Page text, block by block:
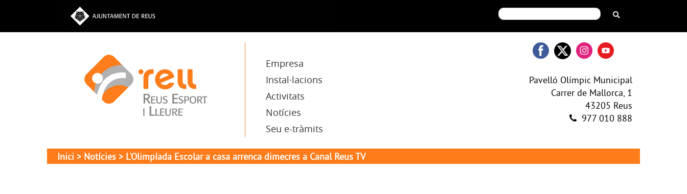
Empresa
Instal·lacions
Activitats
Notícies
Seu e-tràmits
Pavelló Olímpic Municipal
Carrer de Mallorca, 1
43205 Reus
977 010 888
Inici > Notícies > L'Olimpíada Escolar a casa arrenca dimecres a Canal Reus TV